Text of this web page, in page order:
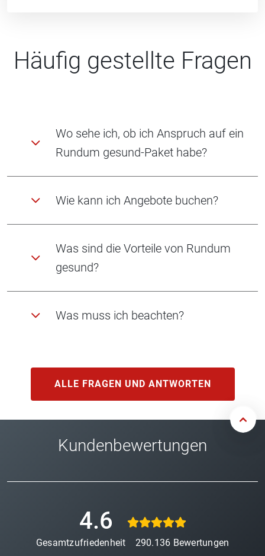
Häufig gestellte Fragen
Wo sehe ich, ob ich Anspruch auf ein
Rundum gesund-Paket habe?
Wie kann ich Angebote buchen?
Was sind die Vorteile von Rundum
gesund?
Was muss ich beachten?
ALLE FRAGEN UND ANTWORTEN
Kundenbewertungen
4.6
Gesamtzufriedenheit 290.136 Bewertungen